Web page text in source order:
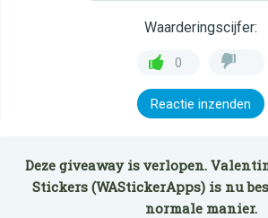
Waarderingscijfer:
0
Reactie inzenden
Deze giveaway is verlopen.
Stickers (WAStickerApps) is nu
normale manier.